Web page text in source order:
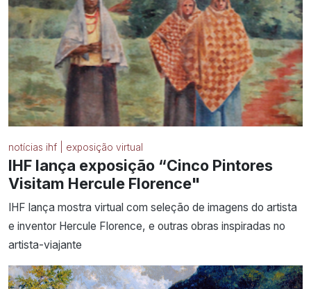
notícias ihf | exposição virtual
IHF lança exposição “Cinco Pintores
Visitam Hercule Florence"
IHF lança mostra virtual com seleção de imagens do artista
e inventor Hercule Florence, e outras obras inspiradas no
artista-viajante